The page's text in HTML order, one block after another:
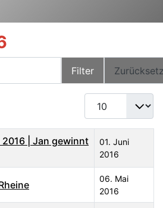
Filter
Anzeige #
| Jan gewinnt
01. Juni
2016
06. Mai
2016